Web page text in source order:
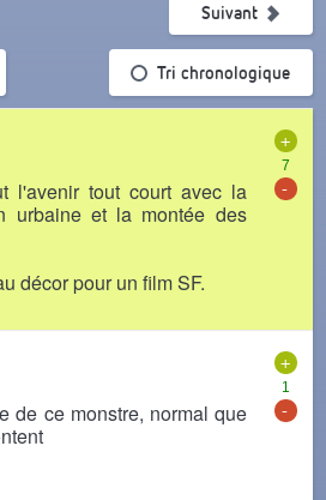
Tri chronologique
Suivant
+
7
-
l'avenir tout court avec la
urbaine et la montée des
décor pour un film SF.
+
1
-
de ce monstre, normal que